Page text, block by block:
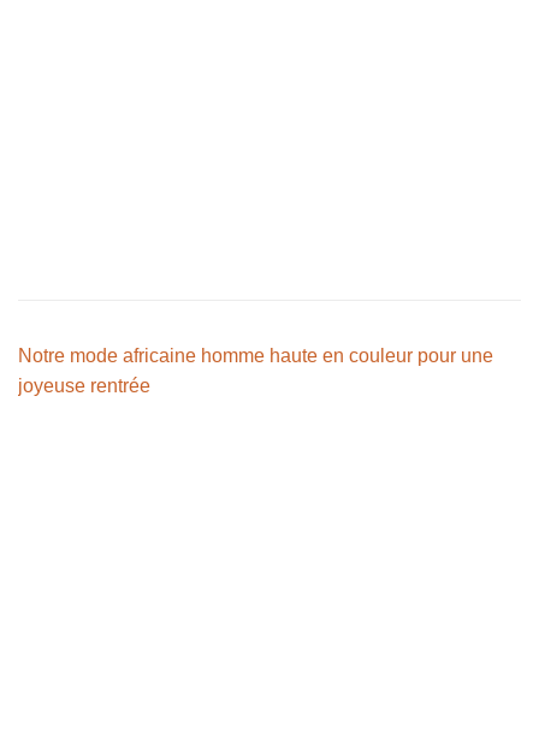
Notre mode africaine homme haute en couleur pour une
joyeuse rentrée